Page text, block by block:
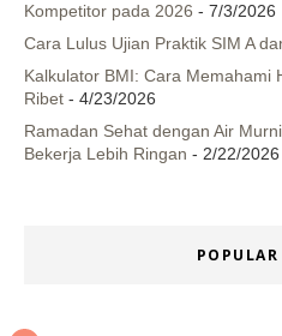
Kompetitor pada 2026 - 7/3/2026
Cara Lulus Ujian Praktik SIM A
Kalkulator BMI: Cara Memahami
Ribet - 4/23/2026
Ramadan Sehat dengan Air
Bekerja Lebih Ringan - 2/22/2026